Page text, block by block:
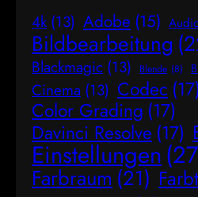
4k (13) Adobe (15)
Bildbearbeitung
Blackmagic (13) Blende (8)
Cinema (13) Codec (17)
Color Grading (17)
Davinci Resolve (17)
Einstellungen
Farbraum (21)